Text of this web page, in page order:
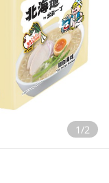
1/2